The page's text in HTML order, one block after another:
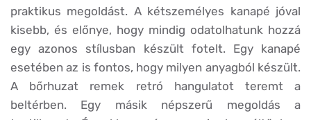
praktikus megoldást. A kétszemélyes kanapé jóval
kisebb, és előnye, hogy mindig odatolhatunk hozzá
egy azonos stílusban készült fotelt. Egy kanapé
esetében az is fontos, hogy milyen anyagból készült.
A bőrhuzat remek retró hangulatot teremt a
beltérben. Egy másik népszerű megoldás a